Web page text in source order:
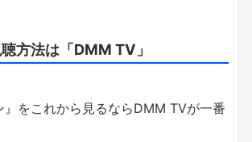
方法は「DMM TV」
』をこれから見るならDMM TVが一番